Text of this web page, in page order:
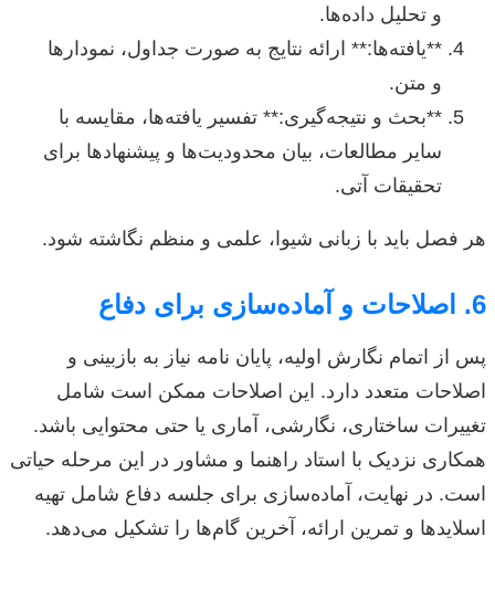
و تحلیل داده‌ها.
**یافته‌ها:** ارائه نتایج به صورت جداول، نمودارها
و متن.
**بحث و نتیجه‌گیری:** تفسیر یافته‌ها، مقایسه با
سایر مطالعات، بیان محدودیت‌ها و پیشنهادها برای
تحقیقات آتی.
هر فصل باید با زبانی شیوا، علمی و منظم نگاشته شود.
6. اصلاحات و آماده‌سازی برای دفاع
پس از اتمام نگارش اولیه، پایان نامه نیاز به بازبینی و
اصلاحات متعدد دارد. این اصلاحات ممکن است شامل
تغییرات ساختاری، نگارشی، آماری یا حتی محتوایی باشد.
همکاری نزدیک با استاد راهنما و مشاور در این مرحله حیاتی
است. در نهایت، آماده‌سازی برای جلسه دفاع شامل تهیه
اسلایدها و تمرین ارائه، آخرین گام‌ها را تشکیل می‌دهد.